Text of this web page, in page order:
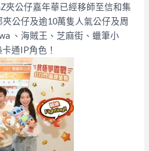
夾公仔嘉年華已經移師至信和集
公仔及逾10萬隻人氣公仔及周
、海賊王、芝麻街、蠟筆小
通IP角色！